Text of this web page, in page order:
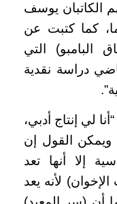
الكاتبان يوسف
كما كتبت عن
البامبو) التي
دراسة نقدية
لي إنتاج أدبي،
ويمكن القول إن
إلا أنها تعد
لأنه يعد